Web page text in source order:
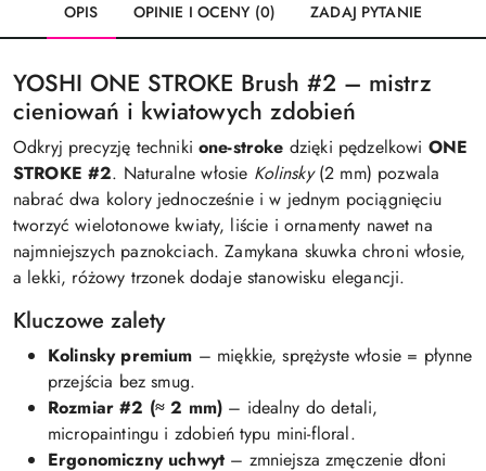
OPIS OPINIE I OCENY (0) ZADAJ PYTANIE
YOSHI ONE STROKE Brush #2 – mistrz
cieniowań i kwiatowych zdobień
Odkryj precyzję techniki one-stroke dzięki pędzelkowi ONE
STROKE #2. Naturalne włosie Kolinsky(2 mm) pozwala
nabrać dwa kolory jednocześnie i w jednym pociągnięciu
tworzyć wielotonowe kwiaty, liście i ornamenty nawet na
najmniejszych paznokciach. Zamykana skuwka chroni włosie,
a lekki, różowy trzonek dodaje stanowisku elegancji.
Kluczowe zalety
Kolinsky premium – miękkie, sprężyste włosie = płynne
przejścia bez smug.
Rozmiar #2 (≈ 2 mm) – idealny do detali,
micropaintingu i zdobień typu mini-floral.
Ergonomiczny uchwyt – zmniejsza zmęczenie dłoni